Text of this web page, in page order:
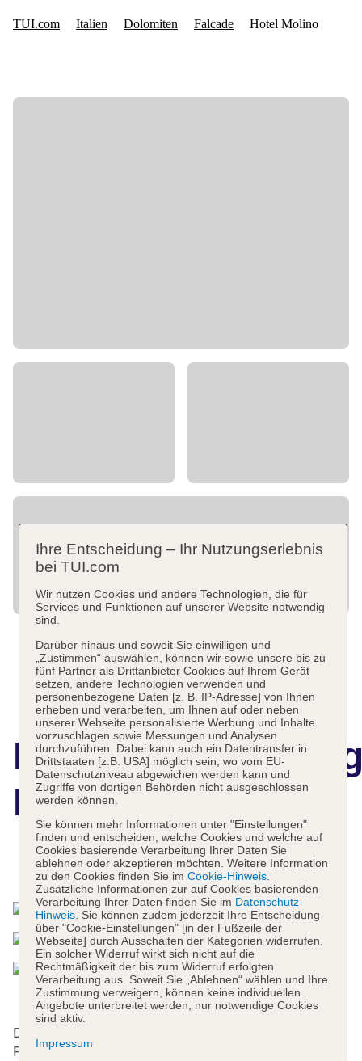
Hotel Molino
Das bietet Ihre Unterkunft
Dieses Hotel verfügt über einen Aufzug und eine
Rezeption. Eine Gepäckaufbewahrung und ein Safe
Ihre Entscheidung – Ihr Nutzungserlebnis
bei TUI.com
Wir nutzen Cookies und andere Technologien, die für
Services und Funktionen auf unserer Website notwendig
sind.
Darüber hinaus und soweit Sie einwilligen und
„Zustimmen“ auswählen, können wir sowie unsere bis zu
fünf Partner als Drittanbieter Cookies auf Ihrem Gerät
setzen, andere Technologien verwenden und
personenbezogene Daten [z. B. IP-Adresse] von Ihnen
erheben und verarbeiten, um Ihnen auf oder neben
unserer Webseite personalisierte Werbung und Inhalte
vorzuschlagen sowie Messungen und Analysen
durchzuführen. Dabei kann auch ein Datentransfer in
Drittstaaten [z.B. USA] möglich sein, wo vom EU-
Datenschutzniveau abgewichen werden kann und
Zugriffe von dortigen Behörden nicht ausgeschlossen
werden können.
Sie können mehr Informationen unter "Einstellungen"
finden und entscheiden, welche Cookies und welche auf
Cookies basierende Verarbeitung Ihrer Daten Sie
ablehnen oder akzeptieren möchten. Weitere Information
zu den Cookies finden Sie im Cookie-Hinweis.
Zusätzliche Informationen zur auf Cookies basierenden
Verarbeitung Ihrer Daten finden Sie im Datenschutz-
Hinweis. Sie können zudem jederzeit Ihre Entscheidung
über "Cookie-Einstellungen" [in der Fußzeile der
Webseite] durch Ausschalten der Kategorien widerrufen.
Ein solcher Widerruf wirkt sich nicht auf die
Rechtmäßigkeit der bis zum Widerruf erfolgten
Verarbeitung aus. Soweit Sie „Ablehnen“ wählen und Ihre
Zustimmung verweigern, können keine individuellen
Angebote unterbreitet werden, nur notwendige Cookies
sind aktiv.
Impressum